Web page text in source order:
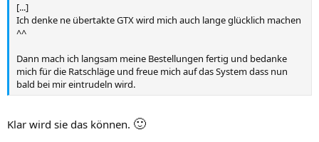
[...]
Ich denke ne übertakte GTX wird mich auch lange glücklich machen
^^
Dann mach ich langsam meine Bestellungen fertig und bedanke
mich für die Ratschläge und freue mich auf das System dass nun
bald bei mir eintrudeln wird.
Klar wird sie das können. 🙂